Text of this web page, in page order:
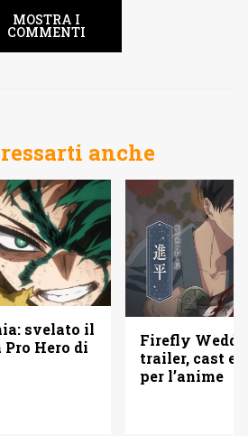
MOSTRA I
COMMENTI
anche
svelato il
Hero di
Firefly
trailer, cast e
per l’anime